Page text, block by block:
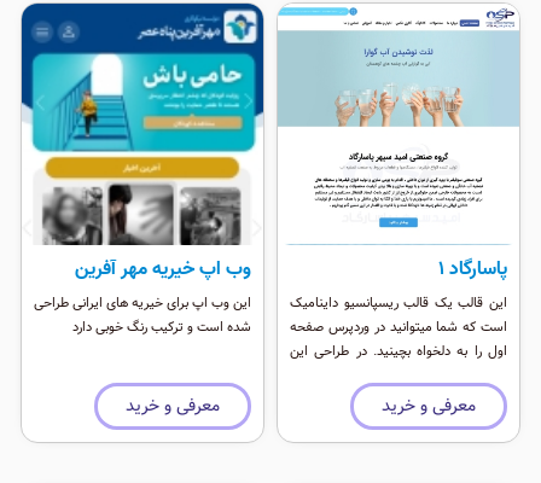
بروز رسانی های وردپرس هیچ مشکلی
ندارد.
بروز رسانی های وردپرس هیچ مشکلی
ندارد.
پاسارگاد ۱
این قالب یک قالب ریسپانسیو داینامیک
است که شما میتوانید در وردپرس صفحه
اول را به دلخواه بچینید. در طراحی این
بیش از ۸۴ ابزارک مختلف را برای طراحی
در اختیار شما قرار می دهد ٬‌به خاطر عدم
استفاده از افزونه های مختلف در وردپرس
معرفی و خرید
وب اپ خیریه مهر آفرین
این وب اپ برای خیریه های ایرانی طراحی
شده است و ترکیب رنگ خوبی دارد
معرفی و خرید